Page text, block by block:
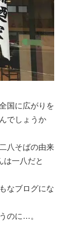
国に広がりを
でしょうか
八そばの由来
は一八だと
なブログにな
のに…。